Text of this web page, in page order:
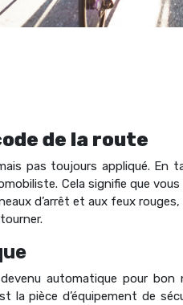
de la route
pas toujours appliqué. En
Cela signifie que
d’arrêt et aux feux
automatique pour bon
la pièce d’équipement de